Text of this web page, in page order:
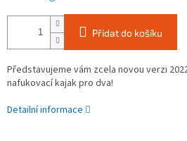
Přidat do košíku
Představujeme vám zcela novou verzi
nafukovací kajak pro dva!
Detailní informace